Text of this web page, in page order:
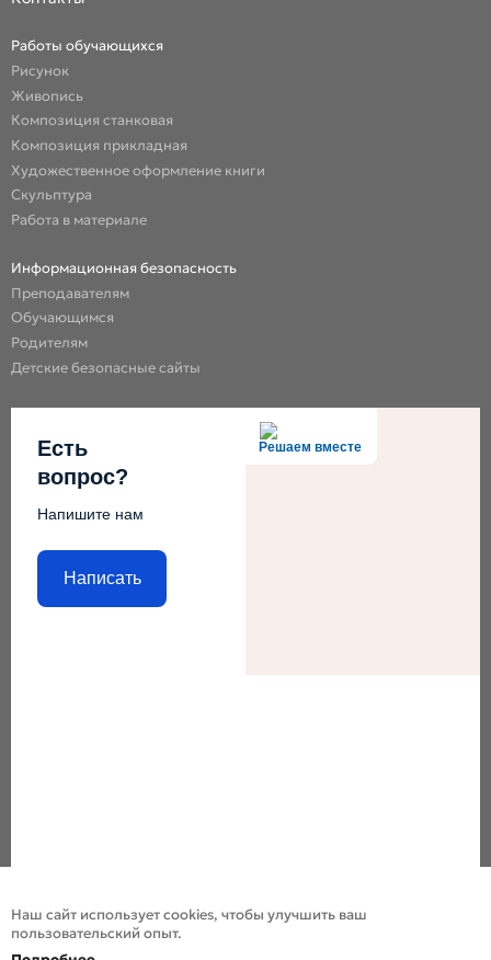
Работы обучающихся
Рисунок
Живопись
Композиция станковая
Композиция прикладная
Художественное оформление книги
Скульптура
Работа в материале
Информационная безопасность
Преподавателям
Обучающимся
Родителям
Детские безопасные сайты
Решаем вместе
Есть
вопрос?
Напишите нам
Написать
Наш сайт использует cookies, чтобы улучшить ваш
пользовательский опыт.